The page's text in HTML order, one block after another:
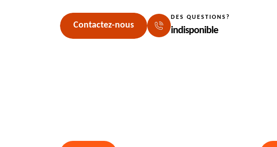
Contactez-nous
DES QUESTIONS?
indisponible